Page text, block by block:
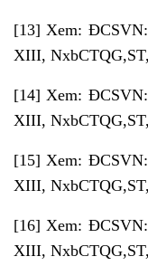
[13] Xem:
XIII,
[14] Xem:
XIII,
[15] Xem:
XIII,
[16] Xem:
XIII,